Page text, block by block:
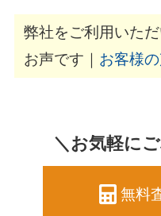
弊社をご利用いた
お声です｜ お客様
＼お気軽に
無料